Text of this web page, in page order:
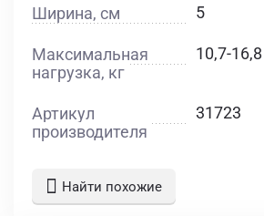
Ширина, см 5
Максимальная
нагрузка, кг
10,7-16,8
Артикул
производителя
31723
Найти похожие